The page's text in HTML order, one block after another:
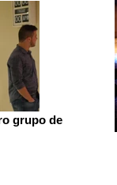
grupo de